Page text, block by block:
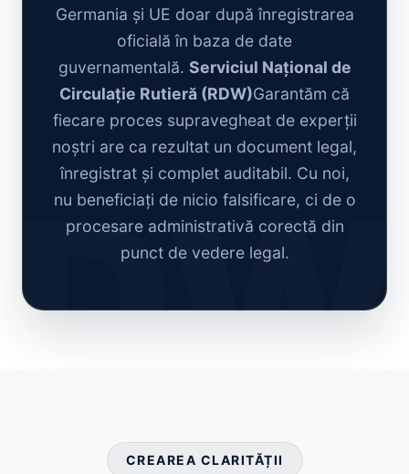
Germania și UE doar după înregistrarea
oficială în baza de date
guvernamentală. Serviciul Național de
Circulație Rutieră (RDW)Garantăm că
fiecare proces supravegheat de experții
noștri are ca rezultat un document legal,
înregistrat și complet auditabil. Cu noi,
nu beneficiați de nicio falsificare, ci de o
procesare administrativă corectă din
punct de vedere legal.
CREAREA CLARITĂȚII